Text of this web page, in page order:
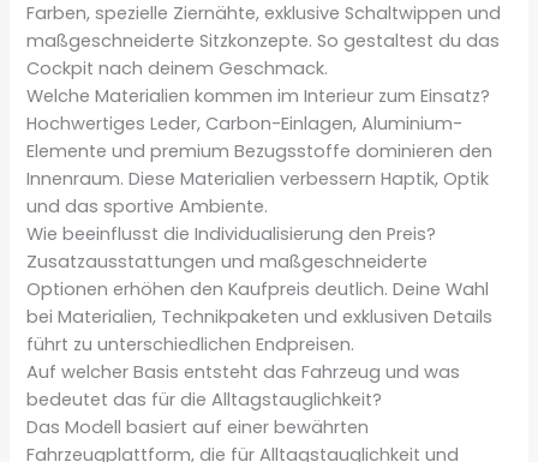
Farben, spezielle Ziernähte, exklusive Schaltwippen und
maßgeschneiderte Sitzkonzepte. So gestaltest du das
Cockpit nach deinem Geschmack.
Welche Materialien kommen im Interieur zum Einsatz?
Hochwertiges Leder, Carbon-Einlagen, Aluminium-
Elemente und premium Bezugsstoffe dominieren den
Innenraum. Diese Materialien verbessern Haptik, Optik
und das sportive Ambiente.
Wie beeinflusst die Individualisierung den Preis?
Zusatzausstattungen und maßgeschneiderte
Optionen erhöhen den Kaufpreis deutlich. Deine Wahl
bei Materialien, Technikpaketen und exklusiven Details
führt zu unterschiedlichen Endpreisen.
Auf welcher Basis entsteht das Fahrzeug und was
bedeutet das für die Alltagstauglichkeit?
Das Modell basiert auf einer bewährten
Fahrzeugplattform, die für Alltagstauglichkeit und